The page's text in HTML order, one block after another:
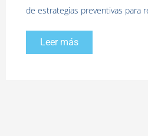
de estrategias preventivas para
Leer más